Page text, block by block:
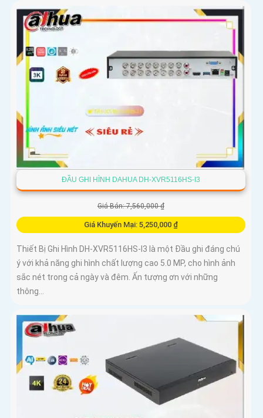
ĐẦU GHI HÌNH DAHUA DH-XVR5116HS-I3
Giá Bán: 7,560,000 ₫
Giá Khuyến Mại: 5,250,000 ₫
Thiết Bị Ghi Hình DH-XVR5116HS-I3 là một Đầu ghi đáng chú
ý với khả năng ghi hình chất lượng cao 5.0 MP, cho hình ảnh
sắc nét trong cả ngày và đêm. Ấn tượng ơn với những
thông...